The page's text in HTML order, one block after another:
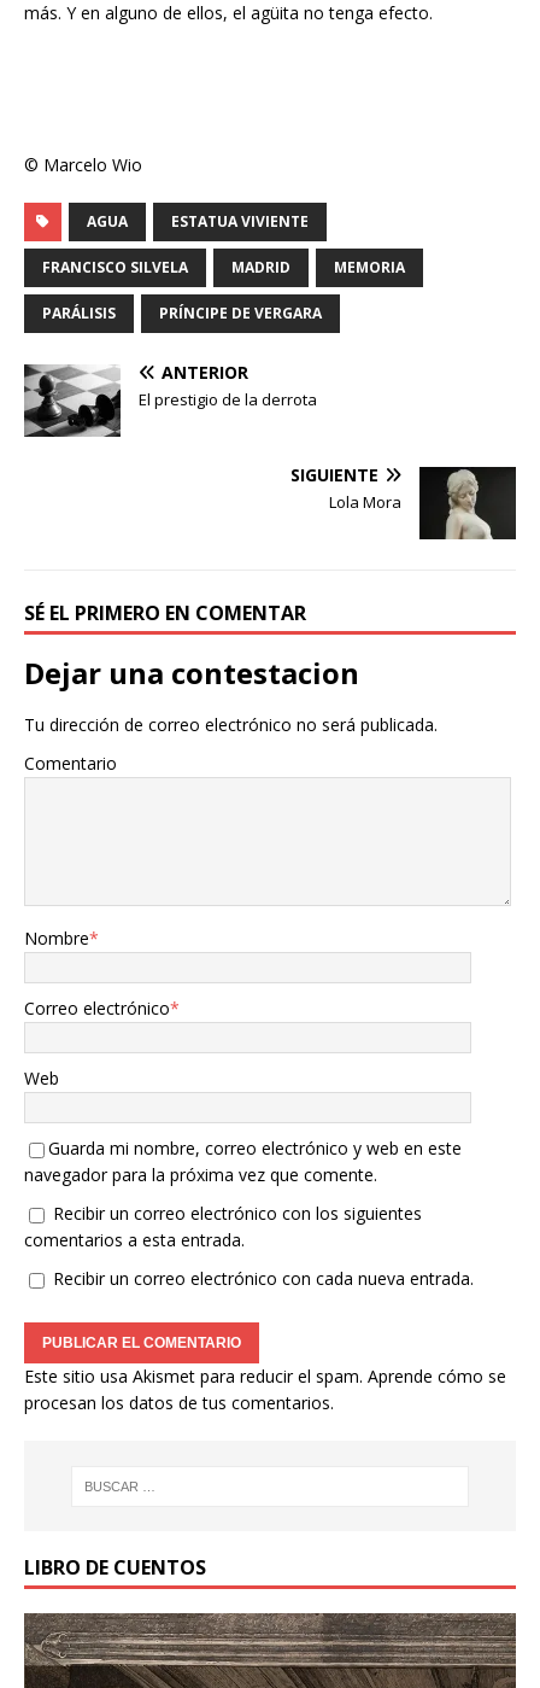
más. Y en alguno de ellos, el agüita no tenga efecto.
© Marcelo Wio
AGUA ESTATUA VIVIENTE
FRANCISCO SILVELA MADRID MEMORIA
PARÁLISIS PRÍNCIPE DE VERGARA
ANTERIOR
El prestigio de la derrota
SIGUIENTE
Lola Mora
SÉ EL PRIMERO EN COMENTAR
Dejar una contestacion
Tu dirección de correo electrónico no será publicada.
Comentario
Nombre*
Correo electrónico*
Web
Guarda mi nombre, correo electrónico y web en este
navegador para la próxima vez que comente.
Recibir un correo electrónico con los siguientes
comentarios a esta entrada.
Recibir un correo electrónico con cada nueva entrada.
Este sitio usa Akismet para reducir el spam. Aprende cómo se
procesan los datos de tus comentarios.
LIBRO DE CUENTOS